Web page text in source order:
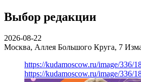
Выбор редакции
2026-08-22
Москва, Аллея Большого Круга, 7
https://kudamoscow.ru/image/336/
https://kudamoscow.ru/image/336/